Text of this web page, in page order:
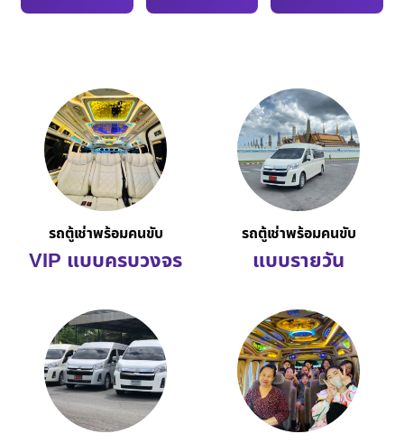
รถตู้เช่าพร้อมคนขับ
VIP แบบครบวงจร
รถตู้เช่าพร้อมคนขับ
แบบรายวัน